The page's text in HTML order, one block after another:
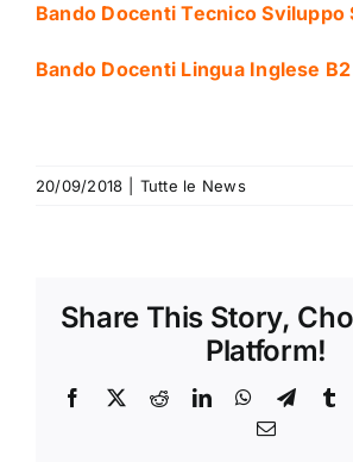
Bando Docenti Tecnico Sviluppo
Bando Docenti Lingua Inglese B2
20/09/2018 Tutte le News
Share This Story,
Platform!
Facebook
X RedditLinkedInWhatsApp
Email